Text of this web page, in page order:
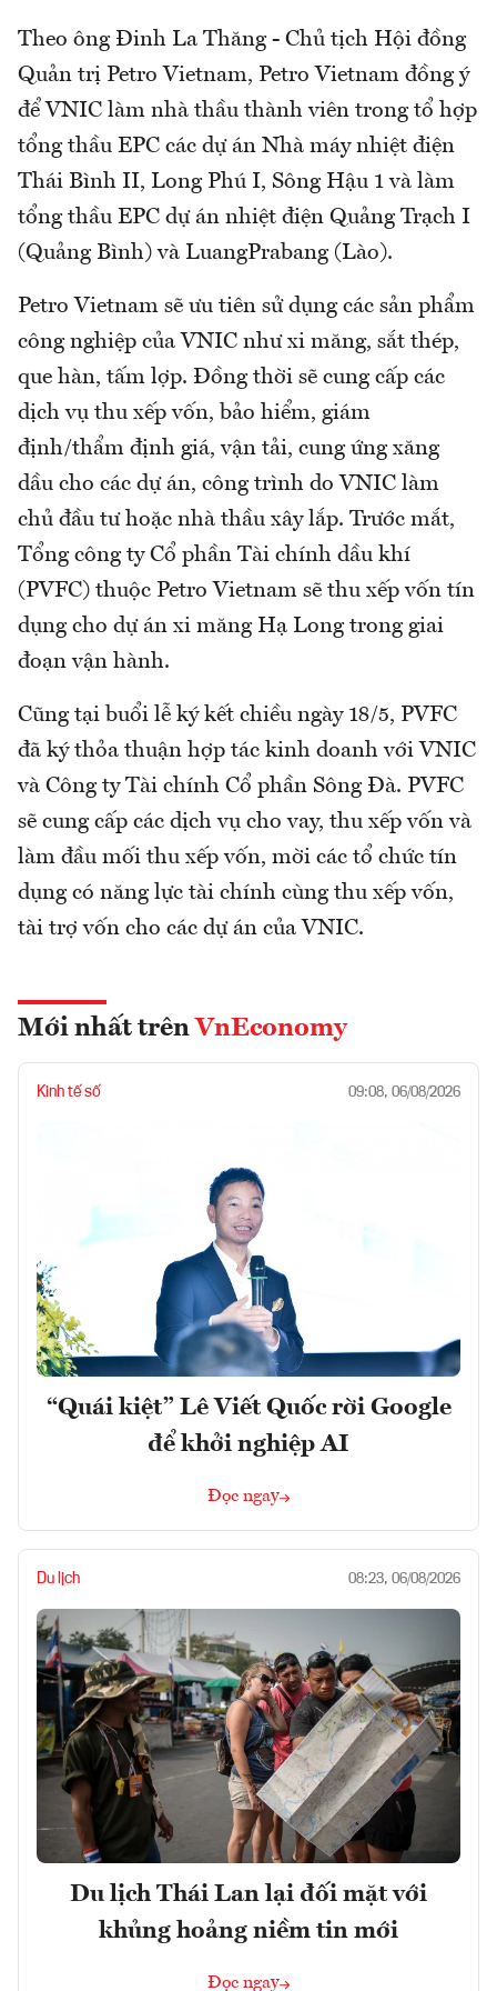
Theo ông Đinh La Thăng - Chủ tịch Hội đồng
Quản trị Petro Vietnam, Petro Vietnam đồng ý
để VNIC làm nhà thầu thành viên trong tổ hợp
tổng thầu EPC các dự án Nhà máy nhiệt điện
Thái Bình II, Long Phú I, Sông Hậu 1 và làm
tổng thầu EPC dự án nhiệt điện Quảng Trạch I
(Quảng Bình) và LuangPrabang (Lào).
Petro Vietnam sẽ ưu tiên sử dụng các sản phẩm
công nghiệp của VNIC như xi măng, sắt thép,
que hàn, tấm lợp. Đồng thời sẽ cung cấp các
dịch vụ thu xếp vốn, bảo hiểm, giám
định/thẩm định giá, vận tải, cung ứng xăng
dầu cho các dự án, công trình do VNIC làm
chủ đầu tư hoặc nhà thầu xây lắp. Trước mắt,
Tổng công ty Cổ phần Tài chính dầu khí
(PVFC) thuộc Petro Vietnam sẽ thu xếp vốn tín
dụng cho dự án xi măng Hạ Long trong giai
đoạn vận hành.
Cũng tại buổi lễ ký kết chiều ngày 18/5, PVFC
đã ký thỏa thuận hợp tác kinh doanh với VNIC
và Công ty Tài chính Cổ phần Sông Đà. PVFC
sẽ cung cấp các dịch vụ cho vay, thu xếp vốn và
làm đầu mối thu xếp vốn, mời các tổ chức tín
dụng có năng lực tài chính cùng thu xếp vốn,
tài trợ vốn cho các dự án của VNIC.
Mới nhất trên VnEconomy
Kinh tế số 09:08, 06/08/2026
“Quái kiệt” Lê Viết Quốc rời Google
để khởi nghiệp AI
Đọc ngay
Du lịch 08:23, 06/08/2026
Du lịch Thái Lan lại đối mặt với
khủng hoảng niềm tin mới
Đọc ngay